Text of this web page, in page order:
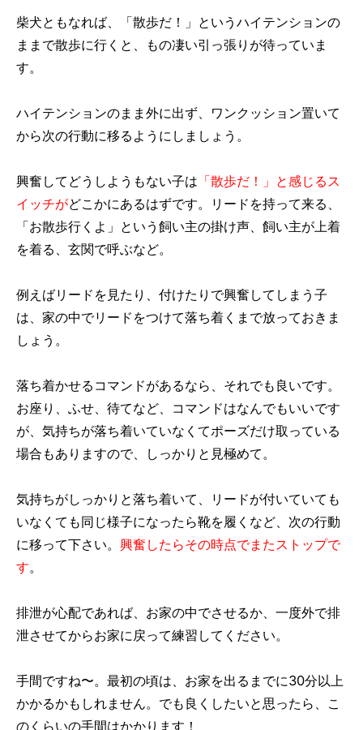
柴犬ともなれば、「散歩だ！」というハイテンションの
ままで散歩に行くと、もの凄い引っ張りが待っていま
す。
ハイテンションのまま外に出ず、ワンクッション置いて
から次の行動に移るようにしましょう。
興奮してどうしようもない子は 「散歩だ！」と感じるス
イッチがどこかにあるはずです。リードを持って来る、
「お散歩行くよ」という飼い主の掛け声、飼い主が上着
を着る、玄関で呼ぶなど。
例えばリードを見たり、付けたりで興奮してしまう子
は、家の中でリードをつけて落ち着くまで放っておきま
しょう。
落ち着かせるコマンドがあるなら、それでも良いです。
お座り、ふせ、待てなど、コマンドはなんでもいいです
が、気持ちが落ち着いていなくてポーズだけ取っている
場合もありますので、しっかりと見極めて。
気持ちがしっかりと落ち着いて、リードが付いていても
いなくても同じ様子になったら靴を履くなど、次の行動
に移って下さい。 興奮したらその時点でまたストップで
す。
排泄が心配であれば、お家の中でさせるか、一度外で排
泄させてからお家に戻って練習してください。
手間ですね〜。最初の頃は、お家を出るまでに30分以上
かかるかもしれません。でも良くしたいと思ったら、こ
のくらいの手間はかかります！